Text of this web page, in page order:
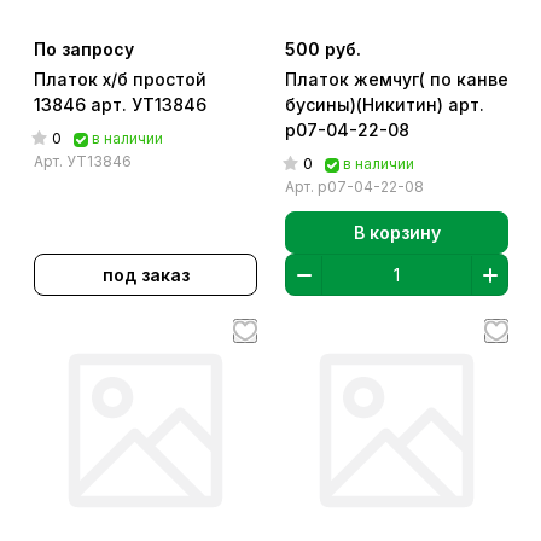
По запросу
Платок х/б простой
13846 арт. УТ13846
0
в наличии
Арт. УТ13846
под заказ
500 руб.
Платок жемчуг( по канве
бусины)(Никитин) арт.
р07-04-22-08
0
в наличии
Арт. р07-04-22-08
В корзину